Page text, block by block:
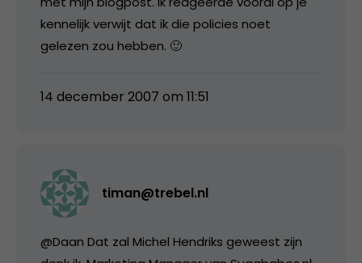
kennelijk verwijt dat ik die policies noet
gelezen zou hebben. 🙂
14 december 2007 om 11:51
timan@trebel.nl
@Daan Dat zal Michel Hendriks geweest zijn